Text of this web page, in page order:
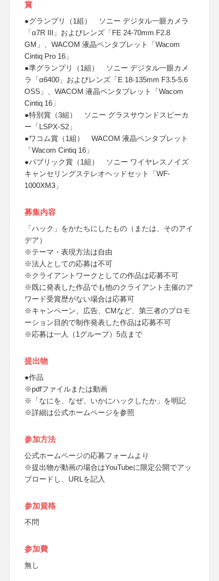
賞
●グランプリ（1組） ソニー デジタル一眼カメラ
「α7R III」およびレンズ「FE 24-70mm F2.8
GM」、WACOM 液晶ペンタブレット「Wacom
Cintiq Pro 16」
●準グランプリ（1組） ソニー デジタル一眼カメ
ラ「α6400」およびレンズ「E 18-135mm F3.5-5.6
OSS」、WACOM 液晶ペンタブレット「Wacom
Cintiq 16」
●特別賞（3組） ソニー グラスサウンドスピーカ
ー「LSPX-S2」
●ワコム賞（1組） WACOM 液晶ペンタブレット
「Wacom Cintiq 16」
●パブリック賞（1組） ソニー ワイヤレスノイズ
キャンセリングステレオヘッドセット「WF-
1000XM3」
募集内容
「ハック」をかたちにしたもの（または、そのアイ
デア）
※テーマ・表現方法は自由
※法人としての応募は不可
※クライアントワークとしての作品は応募不可
※既に発表した作品でも他のクライアント主催のア
ワード受賞歴がない場合は応募可
※キャンペーン、広告、CMなど、第三者のプロモ
ーション目的で制作発表した作品は応募不可
※応募は一人（1グループ）5点まで
提出物
●作品
※pdfファイルまたは動画
※「なにを、なぜ、いかにハックしたか」を明記
※詳細は公式ホームページを参照
参加方法
公式ホームページの応募フォームより
※提出物が動画の場合はYouTubeに限定公開でアッ
プロードし、URLを記入
参加資格
不問
参加費
無し